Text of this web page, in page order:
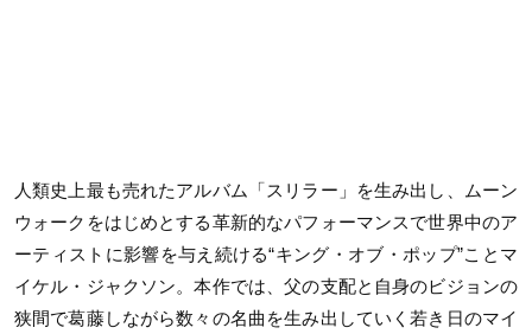
人類史上最も売れたアルバム「スリラー」を生み出し、ムーン
ウォークをはじめとする革新的なパフォーマンスで世界中のア
ーティストに影響を与え続ける“キング・オブ・ポップ”ことマ
イケル・ジャクソン。本作では、父の支配と自身のビジョンの
狭間で葛藤しながら数々の名曲を生み出していく若き日のマイ